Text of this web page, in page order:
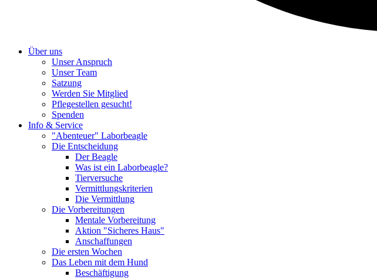
Über uns
Unser Anspruch
Unser Team
Satzung
Werden Sie Mitglied
Pflegestellen gesucht!
Spenden
Info & Service
"Abenteuer" Laborbeagle
Die Entscheidung
Der Beagle
Was ist ein Laborbeagle?
Tierversuche
Vermittlungskriterien
Die Vermittlung
Die Vorbereitungen
Mentale Vorbereitung
Aktion "Sicheres Haus"
Anschaffungen
Die ersten Wochen
Das Leben mit dem Hund
Beschäftigung